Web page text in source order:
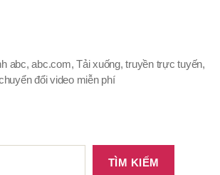
abc,abc.com,Tải xuống,truyền trực tuyến,
đổi video miễn phí
TÌM KIẾM